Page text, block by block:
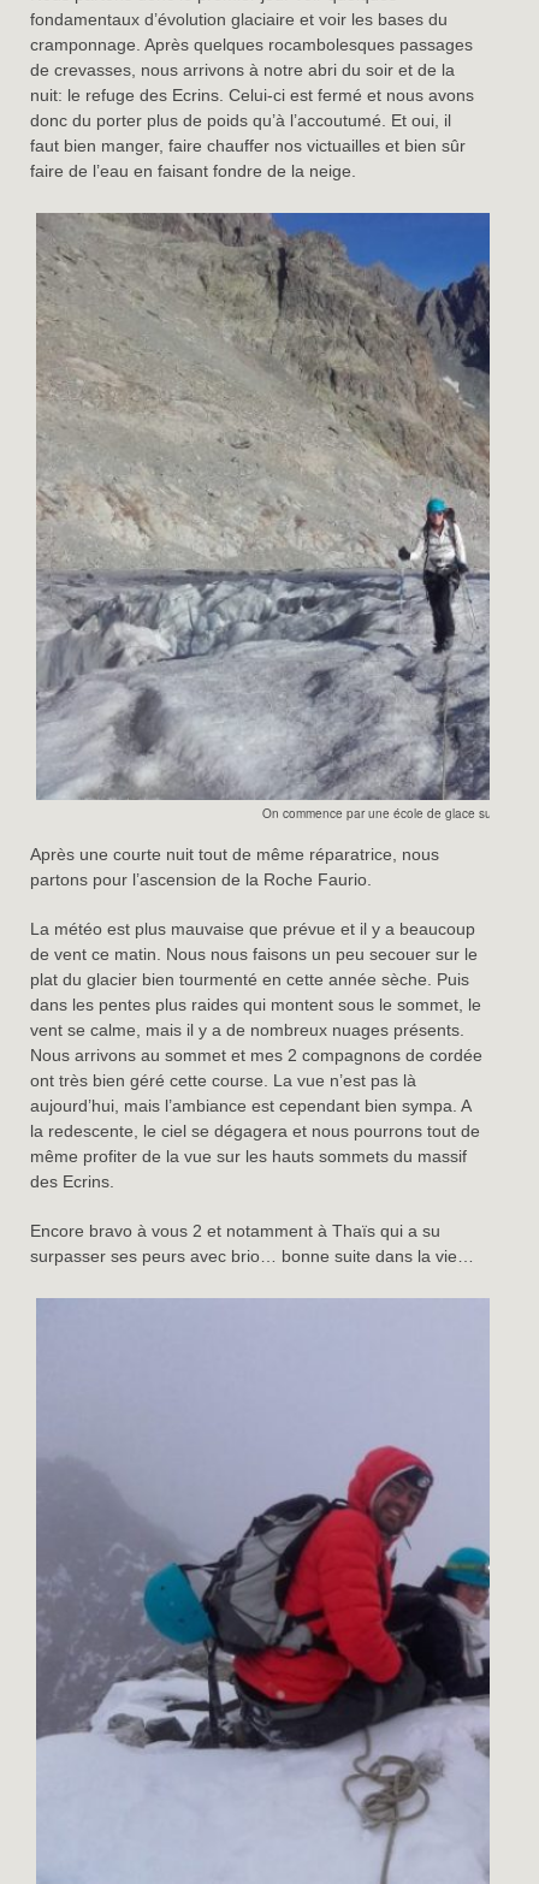
fondamentaux d’évolution glaciaire et voir les bases du
cramponnage. Après quelques rocambolesques passages
de crevasses, nous arrivons à notre abri du soir et de la
nuit: le refuge des Ecrins. Celui-ci est fermé et nous avons
donc du porter plus de poids qu’à l’accoutumé. Et oui, il
faut bien manger, faire chauffer nos victuailles et bien sûr
faire de l’eau en faisant fondre de la neige.
On commence par une école de glace sur le
Après une courte nuit tout de même réparatrice, nous
partons pour l’ascension de la Roche Faurio.
La météo est plus mauvaise que prévue et il y a beaucoup
de vent ce matin. Nous nous faisons un peu secouer sur le
plat du glacier bien tourmenté en cette année sèche. Puis
dans les pentes plus raides qui montent sous le sommet, le
vent se calme, mais il y a de nombreux nuages présents.
Nous arrivons au sommet et mes 2 compagnons de cordée
ont très bien géré cette course. La vue n’est pas là
aujourd’hui, mais l’ambiance est cependant bien sympa. A
la redescente, le ciel se dégagera et nous pourrons tout de
même profiter de la vue sur les hauts sommets du massif
des Ecrins.
Encore bravo à vous 2 et notamment à Thaïs qui a su
surpasser ses peurs avec brio… bonne suite dans la vie…